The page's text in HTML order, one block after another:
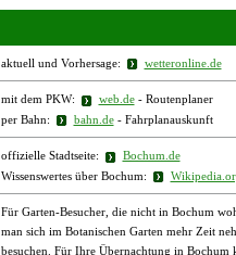
aktuell und Vorhersage: wetteronline.de
mit dem PKW: web.de- Routenplaner
per Bahn:
bahn.de- Fahrplanauskunft
offizielle Stadtseite:
Bochum.de
Wissenswertes über Bochum:
Für Garten-Besucher, die nicht in Bochum
man sich im Botanischen Garten mehr Zeit
besuchen. Für Ihre Übernachtung in Bochum